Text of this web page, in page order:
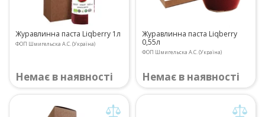
Журавлинна паста Liqberry 1л
ФОП Шмигельска А.С. (Україна)
Немає в наявності
Журавлинна паста Liqberry
0,55л
ФОП Шмигельска А.С. (Україна)
Немає в наявності